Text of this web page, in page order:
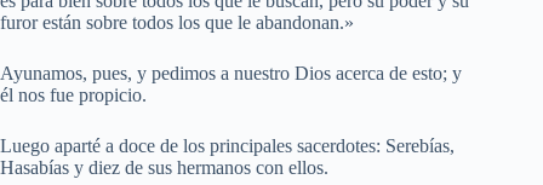
furor están sobre todos los que le abandonan.»
Ayunamos, pues, y pedimos a nuestro Dios acerca de esto; y
él nos fue propicio.
Luego aparté a doce de los principales sacerdotes: Serebías,
Hasabías y diez de sus hermanos con ellos.